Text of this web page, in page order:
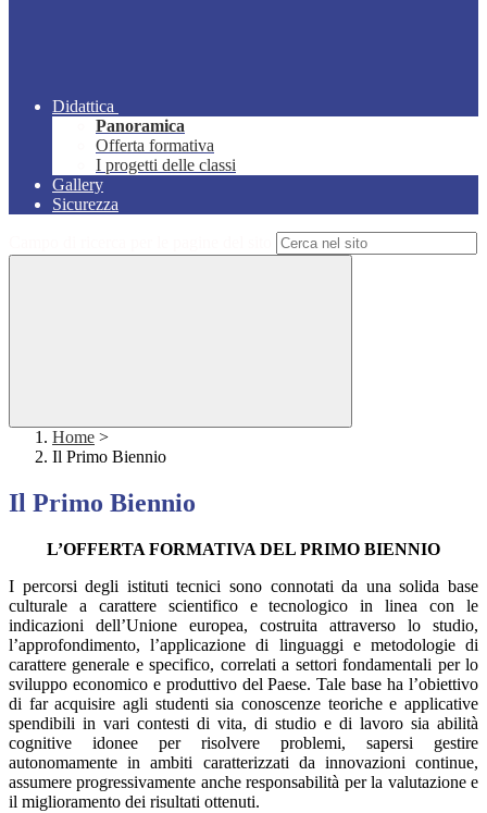
Didattica
Panoramica
Offerta formativa
I progetti delle classi
Gallery
Sicurezza
Home >
Il Primo Biennio
Il Primo Biennio
L’OFFERTA FORMATIVA DEL PRIMO BIENNIO
I percorsi degli istituti tecnici sono connotati da una solida base
culturale a carattere scientifico e tecnologico in linea con le
indicazioni dell’Unione europea, costruita attraverso lo studio,
l’approfondimento, l’applicazione di linguaggi e metodologie di
carattere generale e specifico, correlati a settori fondamentali per lo
sviluppo economico e produttivo del Paese. Tale base ha l’obiettivo
di far acquisire agli studenti sia conoscenze teoriche e applicative
spendibili in vari contesti di vita, di studio e di lavoro sia abilità
cognitive idonee per risolvere problemi, sapersi gestire
autonomamente in ambiti caratterizzati da innovazioni continue,
assumere progressivamente anche responsabilità per la valutazione e
il miglioramento dei risultati ottenuti.